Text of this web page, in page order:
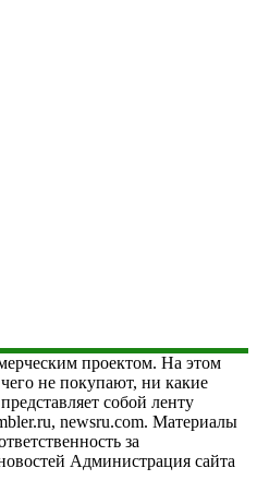
проектом. На этом
не покупают, ни какие
собой ленту
newsru.com. Материалы
за
Администрация сайта